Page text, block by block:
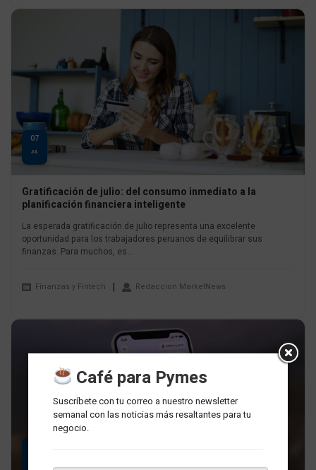
07
JUL
Gratificación de julio: del consumo inmediato a la
planificación financiera inteligente
La esperada gratificación de julio representa una excelente
oportunidad para los trabajadores peruanos de equilibrar sus
finanzas. Para muchos, es...
Finanzas y Fintech Redaccion MarketNews
Café para Pymes
Suscríbete con tu correo a nuestro newsletter
semanal con las noticias más resaltantes para tu
negocio.